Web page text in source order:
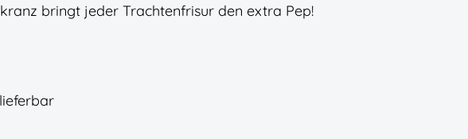
bringt jeder Trachtenfrisur den extra Pep!